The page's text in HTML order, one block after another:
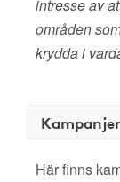
intresse av
områden
krydda i
Här finns